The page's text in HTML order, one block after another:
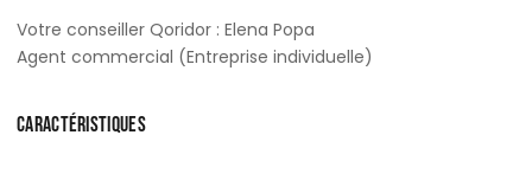
Votre conseiller Qoridor : Elena Popa
Agent commercial (Entreprise individuelle)
CARACTÉRISTIQUES